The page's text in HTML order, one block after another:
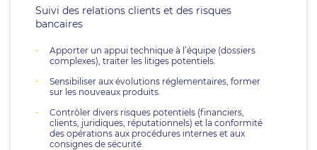
Suivi des relations clients et des risques
bancaires
Apporter un appui technique à l’équipe (dossiers
complexes), traiter les litiges potentiels.
Sensibiliser aux évolutions réglementaires, former
sur les nouveaux produits.
Contrôler divers risques potentiels (financiers,
clients, juridiques, réputationnels) et la conformité
des opérations aux procédures internes et aux
consignes de sécurité.